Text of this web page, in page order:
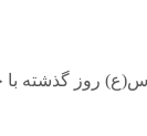
روز گذشته با